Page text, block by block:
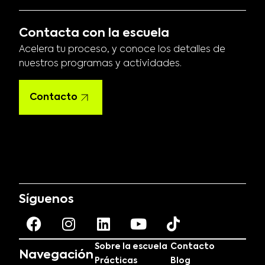
Navegación
Sobre la escuela
Prácticas
Contacto
Blog
Contacta con la escuela
Acelera tu proceso, y conoce los detalles de
nuestros programas y actividades.
Contacto
Síguenos